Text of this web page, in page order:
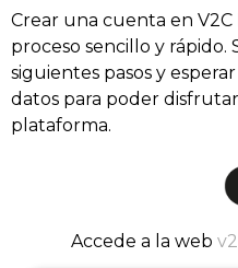
Crear una cuenta en
proceso sencillo y rápido.
siguientes pasos y
datos para poder
plataforma.
Accede a la web